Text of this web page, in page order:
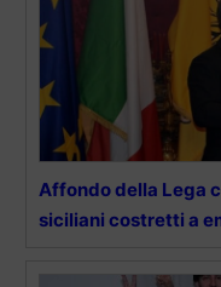
Affondo della Lega
siciliani costretti a